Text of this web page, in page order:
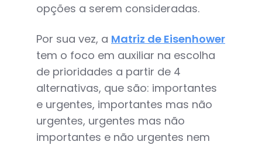
opções a serem consideradas.
Por sua vez, a Matriz de Eisenhower
tem o foco em auxiliar na escolha
de prioridades a partir de 4
alternativas, que são: importantes
e urgentes, importantes mas não
urgentes, urgentes mas não
importantes e não urgentes nem